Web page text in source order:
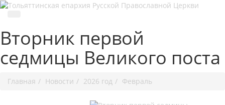
Вторник первой
седмицы Великого поста
Главная Новости 2026 год Февраль